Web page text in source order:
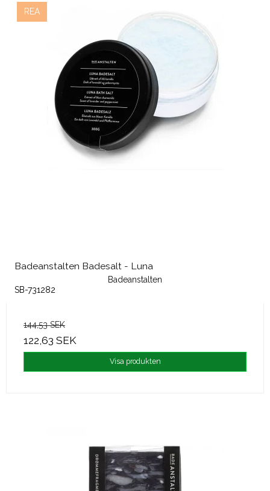
REA
Badeanstalten Badesalt - Luna
Badeanstalten
SB-731282
144,53 SEK
122,63 SEK
Visa produkten